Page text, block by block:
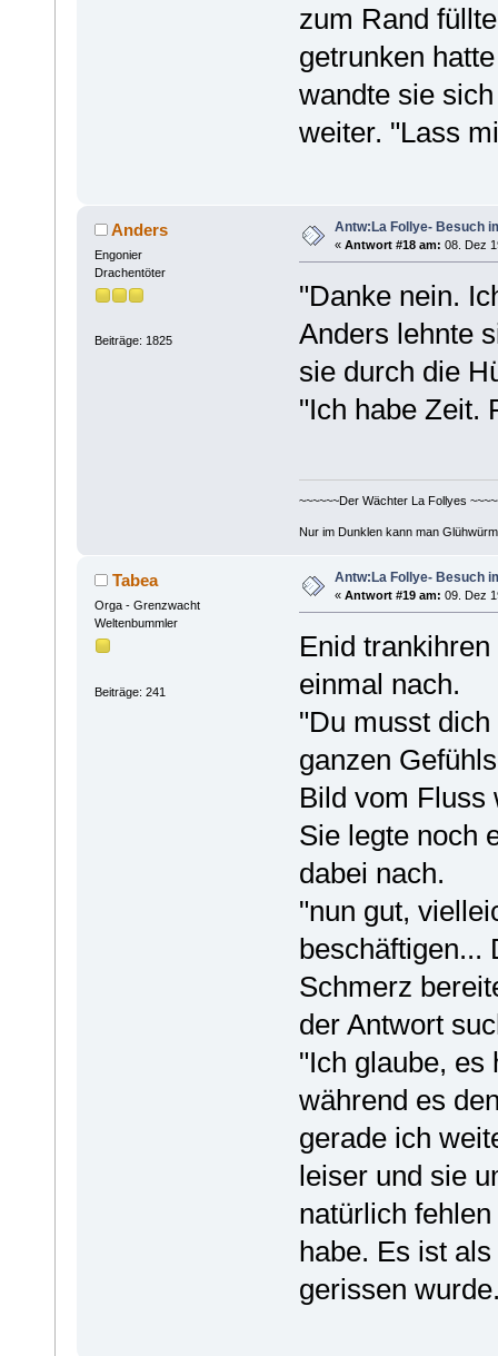
zum Rand
getrunken
wandte sie
weiter. "Lass
Anders
Engonier
Drachentöter
Beiträge: 1825
Antw:La Follye- Besuch
« Antwort #18 am: 08. Dez
"Danke nein.
Anders lehnte
sie durch die
"Ich habe Zeit.
~~~~~~Der Wächter La Follyes
Nur im Dunklen kann man
Tabea
Orga - Grenzwacht
Weltenbummler
Beiträge: 241
Antw:La Follye- Besuch
« Antwort #19 am: 09. Dez
Enid
einmal nach.
"Du musst
ganzen
Bild vom Fluss
Sie legte noch
dabei nach.
"nun gut,
beschäftigen...
Schmerz
der Antwort
"Ich glaube, es
während es
gerade ich
leiser und sie
natürlich
habe. Es ist
gerissen